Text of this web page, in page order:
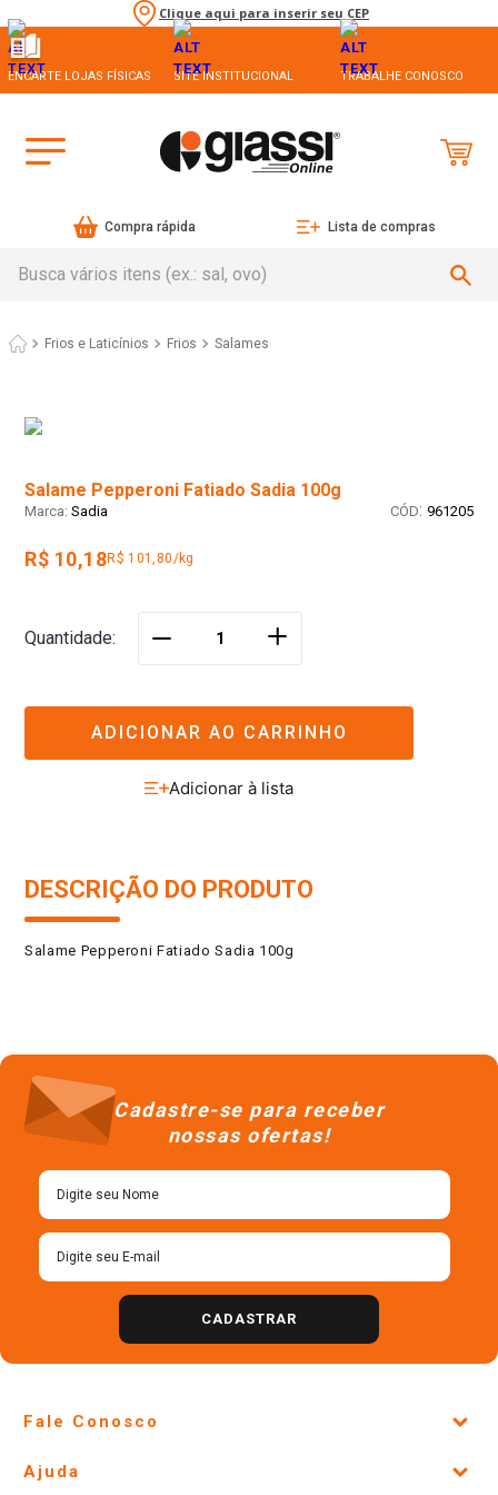
Clique aqui para inserir seu CEP
ENCARTE LOJAS FÍSICAS SITE INSTITUCIONAL TRABALHE CONOSCO
Compra rápida Lista de compras
Frios e Laticínios Frios Salames
Salame Pepperoni Fatiado Sadia 100g
Sadia : 961205
R$ 10,18R$ 101,80/kg
Quantidade ＋
ADICIONAR AO CARRINHO
DESCRIÇÃO DO PRODUTO
Salame Pepperoni Fatiado Sadia 100g
Cadastre-se para receber
nossas ofertas!
CADASTRAR
Fale Conosco
Lojas Físicas e Horários
Ajuda